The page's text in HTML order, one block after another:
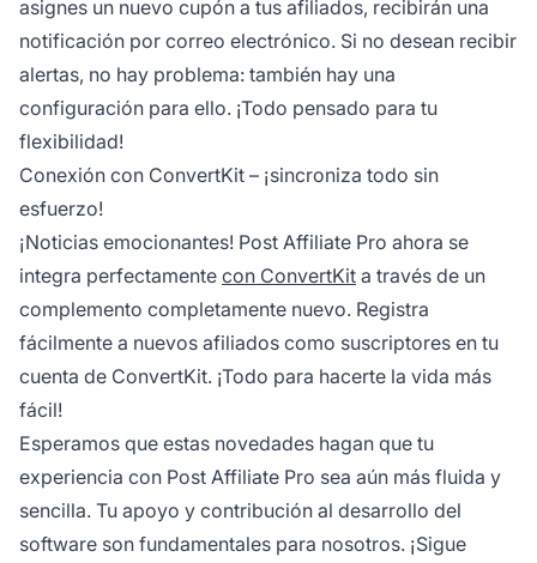
asignes un nuevo cupón a tus afiliados, recibirán una
notificación por correo electrónico. Si no desean recibir
alertas, no hay problema: también hay una
configuración para ello. ¡Todo pensado para tu
flexibilidad!
Conexión con ConvertKit – ¡sincroniza todo sin
esfuerzo!
¡Noticias emocionantes! Post Affiliate Pro ahora se
integra perfectamente con ConvertKit a través de un
complemento completamente nuevo. Registra
fácilmente a nuevos afiliados como suscriptores en tu
cuenta de ConvertKit. ¡Todo para hacerte la vida más
fácil!
Esperamos que estas novedades hagan que tu
experiencia con Post Affiliate Pro sea aún más fluida y
sencilla. Tu apoyo y contribución al desarrollo del
software son fundamentales para nosotros. ¡Sigue